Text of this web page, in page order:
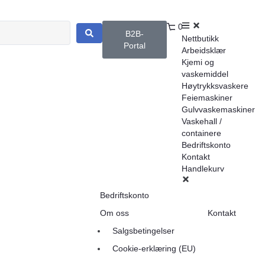
B2B-
Portal
0
Nettbutikk
Arbeidsklær
Kjemi og
vaskemiddel
Høytrykksvaskere
Feiemaskiner
Gulvvaskemaskiner
Vaskehall /
containere
Bedriftskonto
Kontakt
Handlekurv
Bedriftskonto
Om oss
Salgsbetingelser
Cookie-erklæring (EU)
Kontakt